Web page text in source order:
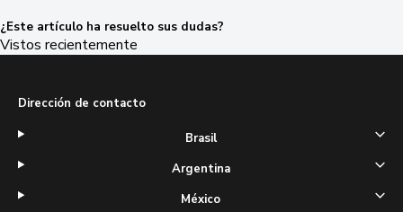
¿Este artículo ha resuelto sus dudas?
Vistos recientemente
Dirección de contacto
Brasil
Argentina
México